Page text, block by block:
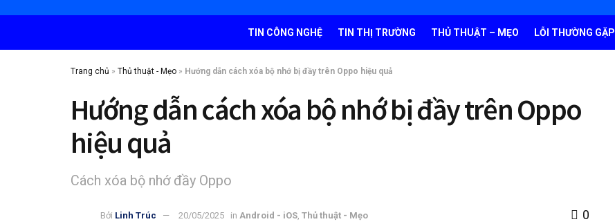
TIN CÔNG NGHỆ TIN THỊ TRƯỜNG THỦ THUẬT – MẸO LỖI THƯỜNG GẶP
Trang chủ » Thủ thuật - Mẹo » Hướng dẫn cách xóa bộ nhớ bị đầy trên Oppo hiệu quả
Hướng dẫn cách xóa bộ nhớ bị đầy trên Oppo
hiệu quả
Cách xóa bộ nhớ đầy Oppo
Bởi Linh Trúc 20/05/2025 in Android - iOS Thủ thuật - Mẹo 0